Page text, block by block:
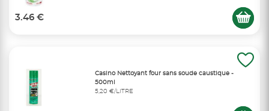
3.46 €
Casino Nettoyant four sans soude caustique -
500ml
5,20 €/LITRE